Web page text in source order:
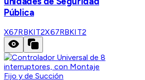
Pública
X67RBKIT2X67RBKIT2